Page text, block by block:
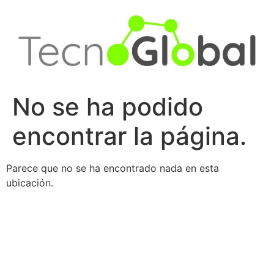
contenido
No se ha podido
encontrar la página.
Parece que no se ha encontrado nada en esta
ubicación.